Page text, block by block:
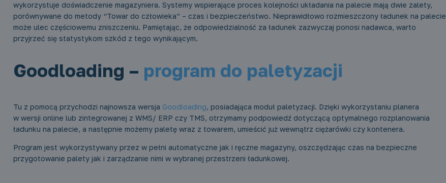
wykorzystuje doświadczenie magazyniera. Systemy wspierające proces kolejności układania na palecie mają dwie zalety,
porównywane do metody “Towar do człowieka” – czas i bezpieczeństwo. Nieprawidłowo rozmieszczony ładunek na palecie
może ulec częściowemu zniszczeniu. Pamiętając, że odpowiedzialność za ładunek zazwyczaj ponosi nadawca, warto
przyjrzeć się statystykom szkód z tego wynikającym.
Goodloading – program do paletyzacji
Tu z pomocą przychodzi najnowsza wersja Goodloading, posiadająca moduł paletyzacji. Dzięki wykorzystaniu planera
w wersji online lub zintegrowanej z WMS/ ERP czy TMS, otrzymamy podpowiedź dotyczącą optymalnego rozplanowania
ładunku na palecie, a następnie możemy paletę wraz z towarem, umieścić już wewnątrz ciężarówki czy kontenera.
Program jest wykorzystywany przez w pełni automatyczne jak i ręczne magazyny, oszczędzając czas na bezpieczne
przygotowanie palety jak i zarządzanie nimi w wybranej przestrzeni ładunkowej.